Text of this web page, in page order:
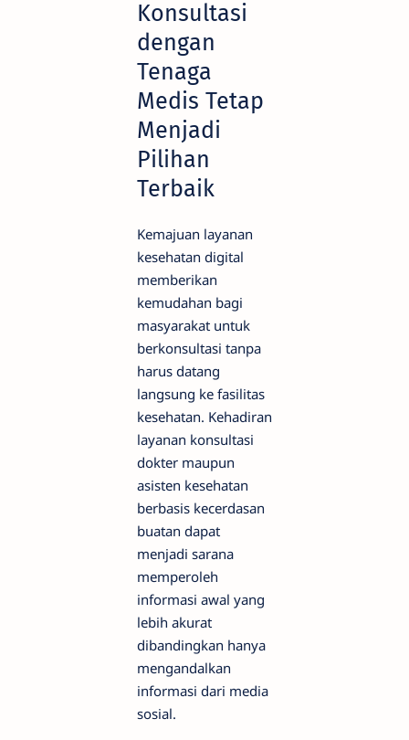
Konsultasi
dengan
Tenaga
Medis Tetap
Menjadi
Pilihan
Terbaik
Kemajuan layanan
kesehatan digital
memberikan
kemudahan bagi
masyarakat untuk
berkonsultasi tanpa
harus datang
langsung ke fasilitas
kesehatan. Kehadiran
layanan konsultasi
dokter maupun
asisten kesehatan
berbasis kecerdasan
buatan dapat
menjadi sarana
memperoleh
informasi awal yang
lebih akurat
dibandingkan hanya
mengandalkan
informasi dari media
sosial.